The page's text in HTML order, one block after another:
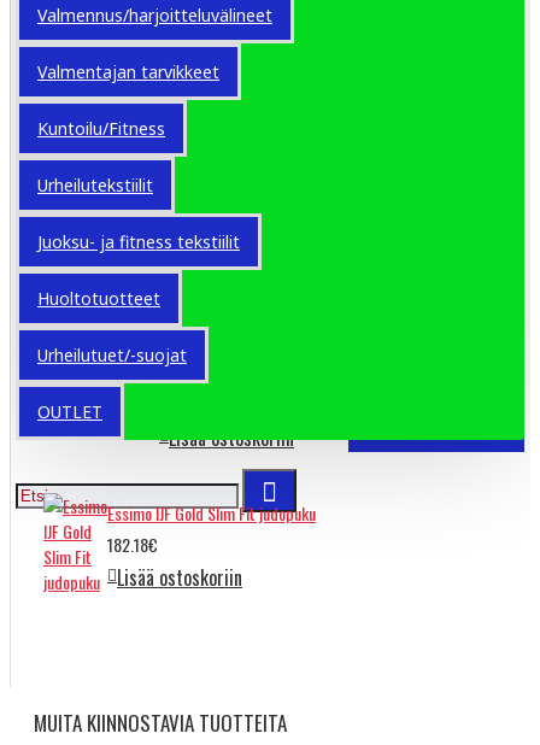
Valmennus/harjoitteluvälineet
Valmentajan tarvikkeet
Kuntoilu/Fitness
Urheilutekstiilit
Juoksu- ja fitness tekstiilit
Huoltotuotteet
Urheilutuet/-suojat
OUTLET
DAX judopuku
37.00€
DAX Judovyö
8.90€
Lisää
Essimo IJF Gold judopuku
Lisää ostoskoriin
Essimo IJF Gold Slim Fit judopuku
182.18€
Lisää ostoskoriin
MUITA KIINNOSTAVIA TUOTTEITA